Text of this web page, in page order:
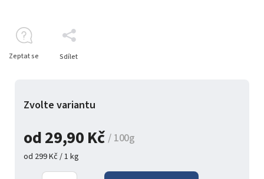
od29,90 Kč / 100g
od 299 Kč / 1 kg
Zvolte variantu
Zeptat se Sdílet